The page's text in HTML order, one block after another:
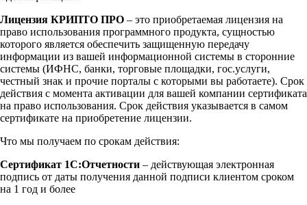
Лицензия КРИПТО ПРО – это приобретаемая лицензия на
право использования программного продукта, сущностью
которого является обеспечить защищенную передачу
информации из вашей информационной системы в сторонние
системы (ИФНС, банки, торговые площадки, гос.услуги,
честный знак и прочие порталы с которыми вы работаете). Срок
действия с момента активации для вашей компании сертификата
на право использования. Срок действия указывается в самом
сертификате на приобретение лицензии.
Что мы получаем по срокам действия:
Сертификат 1С:Отчетности – действующая электронная
подпись от даты получения данной подписи клиентом сроком
на 1 год и более